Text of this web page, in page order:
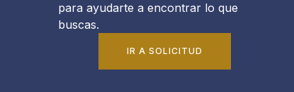
para ayudarte a encontrar lo que
buscas.
IR A SOLICITUD